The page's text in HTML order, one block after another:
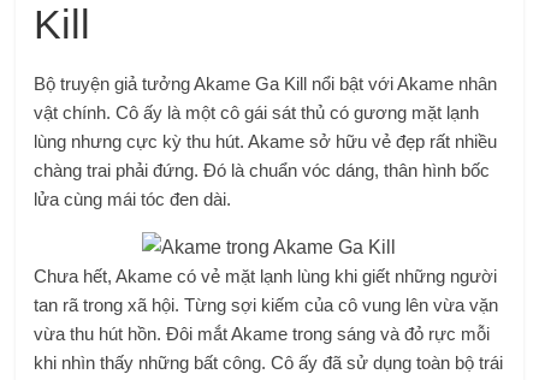
Kill
Bộ truyện giả tưởng Akame Ga Kill nổi bật với Akame nhân
vật chính. Cô ấy là một cô gái sát thủ có gương mặt lạnh
lùng nhưng cực kỳ thu hút. Akame sở hữu vẻ đẹp rất nhiều
chàng trai phải đứng. Đó là chuẩn vóc dáng, thân hình bốc
lửa cùng mái tóc đen dài.
Chưa hết, Akame có vẻ mặt lạnh lùng khi giết những người
tan rã trong xã hội. Từng sợi kiếm của cô vung lên vừa vặn
vừa thu hút hồn. Đôi mắt Akame trong sáng và đỏ rực mỗi
khi nhìn thấy những bất công. Cô ấy đã sử dụng toàn bộ trái